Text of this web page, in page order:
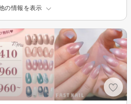
の情報を表示